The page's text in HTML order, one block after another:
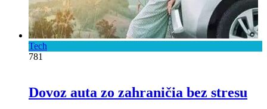
Tech
781
Dovoz auta zo zahraničia bez stresu